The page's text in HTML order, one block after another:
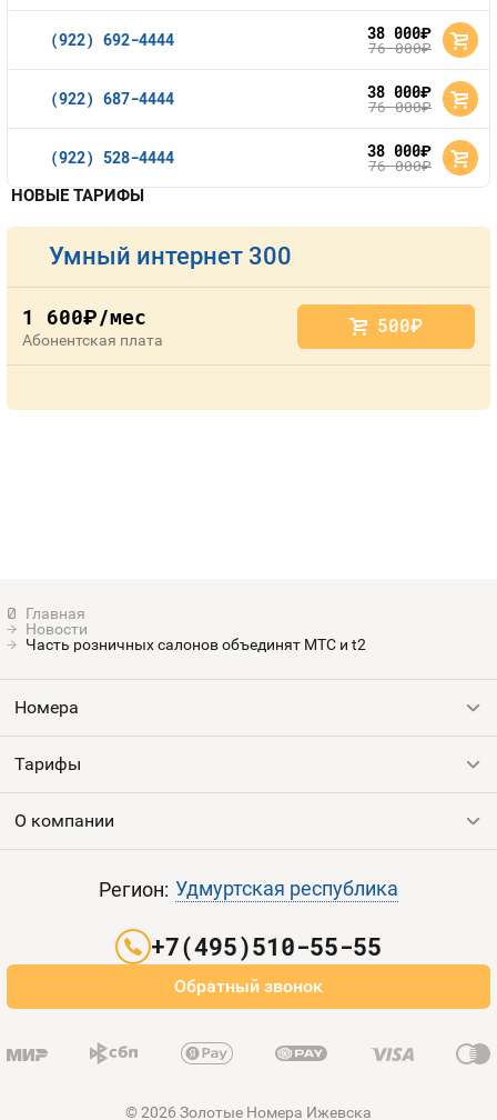
Новости
Часть розничных салонов объединят МТС и t2
(922) 692-4444 38 000руб.
76 000руб.
(922) 687-4444 38 000руб.
76 000руб.
(922) 528-4444 38 000руб.
76 000руб.
НОВЫЕ ТАРИФЫ
Умный интернет 300
1 600руб./мес
Абонентская плата
500руб.
Номера
Все номера
Тарифы
Выгодные тарифы
О компании
Оплата и доставка
Регион: Удмуртская республика
+7(495)510-55-55
Обратный звонок
© 2026 Золотые Номера Ижевска